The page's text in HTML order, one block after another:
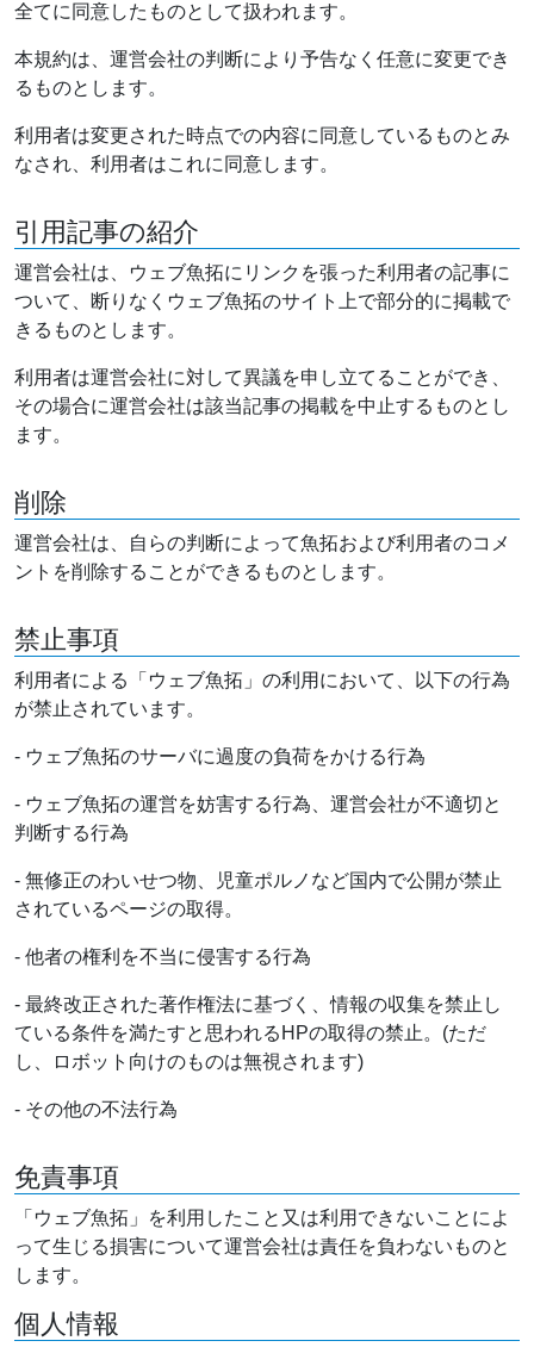
全てに同意したものとして扱われます。
本規約は、運営会社の判断により予告なく任意に変更でき
るものとします。
利用者は変更された時点での内容に同意しているものとみ
なされ、利用者はこれに同意します。
引用記事の紹介
運営会社は、ウェブ魚拓にリンクを張った利用者の記事に
ついて、断りなくウェブ魚拓のサイト上で部分的に掲載で
きるものとします。
利用者は運営会社に対して異議を申し立てることができ、
その場合に運営会社は該当記事の掲載を中止するものとし
ます。
削除
運営会社は、自らの判断によって魚拓および利用者のコメ
ントを削除することができるものとします。
禁止事項
利用者による「ウェブ魚拓」の利用において、以下の行為
が禁止されています。
- ウェブ魚拓のサーバに過度の負荷をかける行為
- ウェブ魚拓の運営を妨害する行為、運営会社が不適切と
判断する行為
- 無修正のわいせつ物、児童ポルノなど国内で公開が禁止
されているページの取得。
- 他者の権利を不当に侵害する行為
- 最終改正された著作権法に基づく、情報の収集を禁止し
ている条件を満たすと思われるHPの取得の禁止。(ただ
し、ロボット向けのものは無視されます)
- その他の不法行為
免責事項
「ウェブ魚拓」を利用したこと又は利用できないことによ
って生じる損害について運営会社は責任を負わないものと
します。
個人情報